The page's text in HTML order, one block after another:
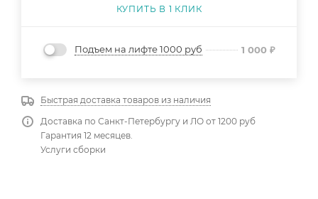
КУПИТЬ В 1 КЛИК
Подъем на лифте 1000 руб 1 000 ₽
Быстрая доставка товаров из наличия
Доставка по Санкт-Петербургу и ЛО от 1200 руб
Гарантия 12 месяцев.
Услуги сборки